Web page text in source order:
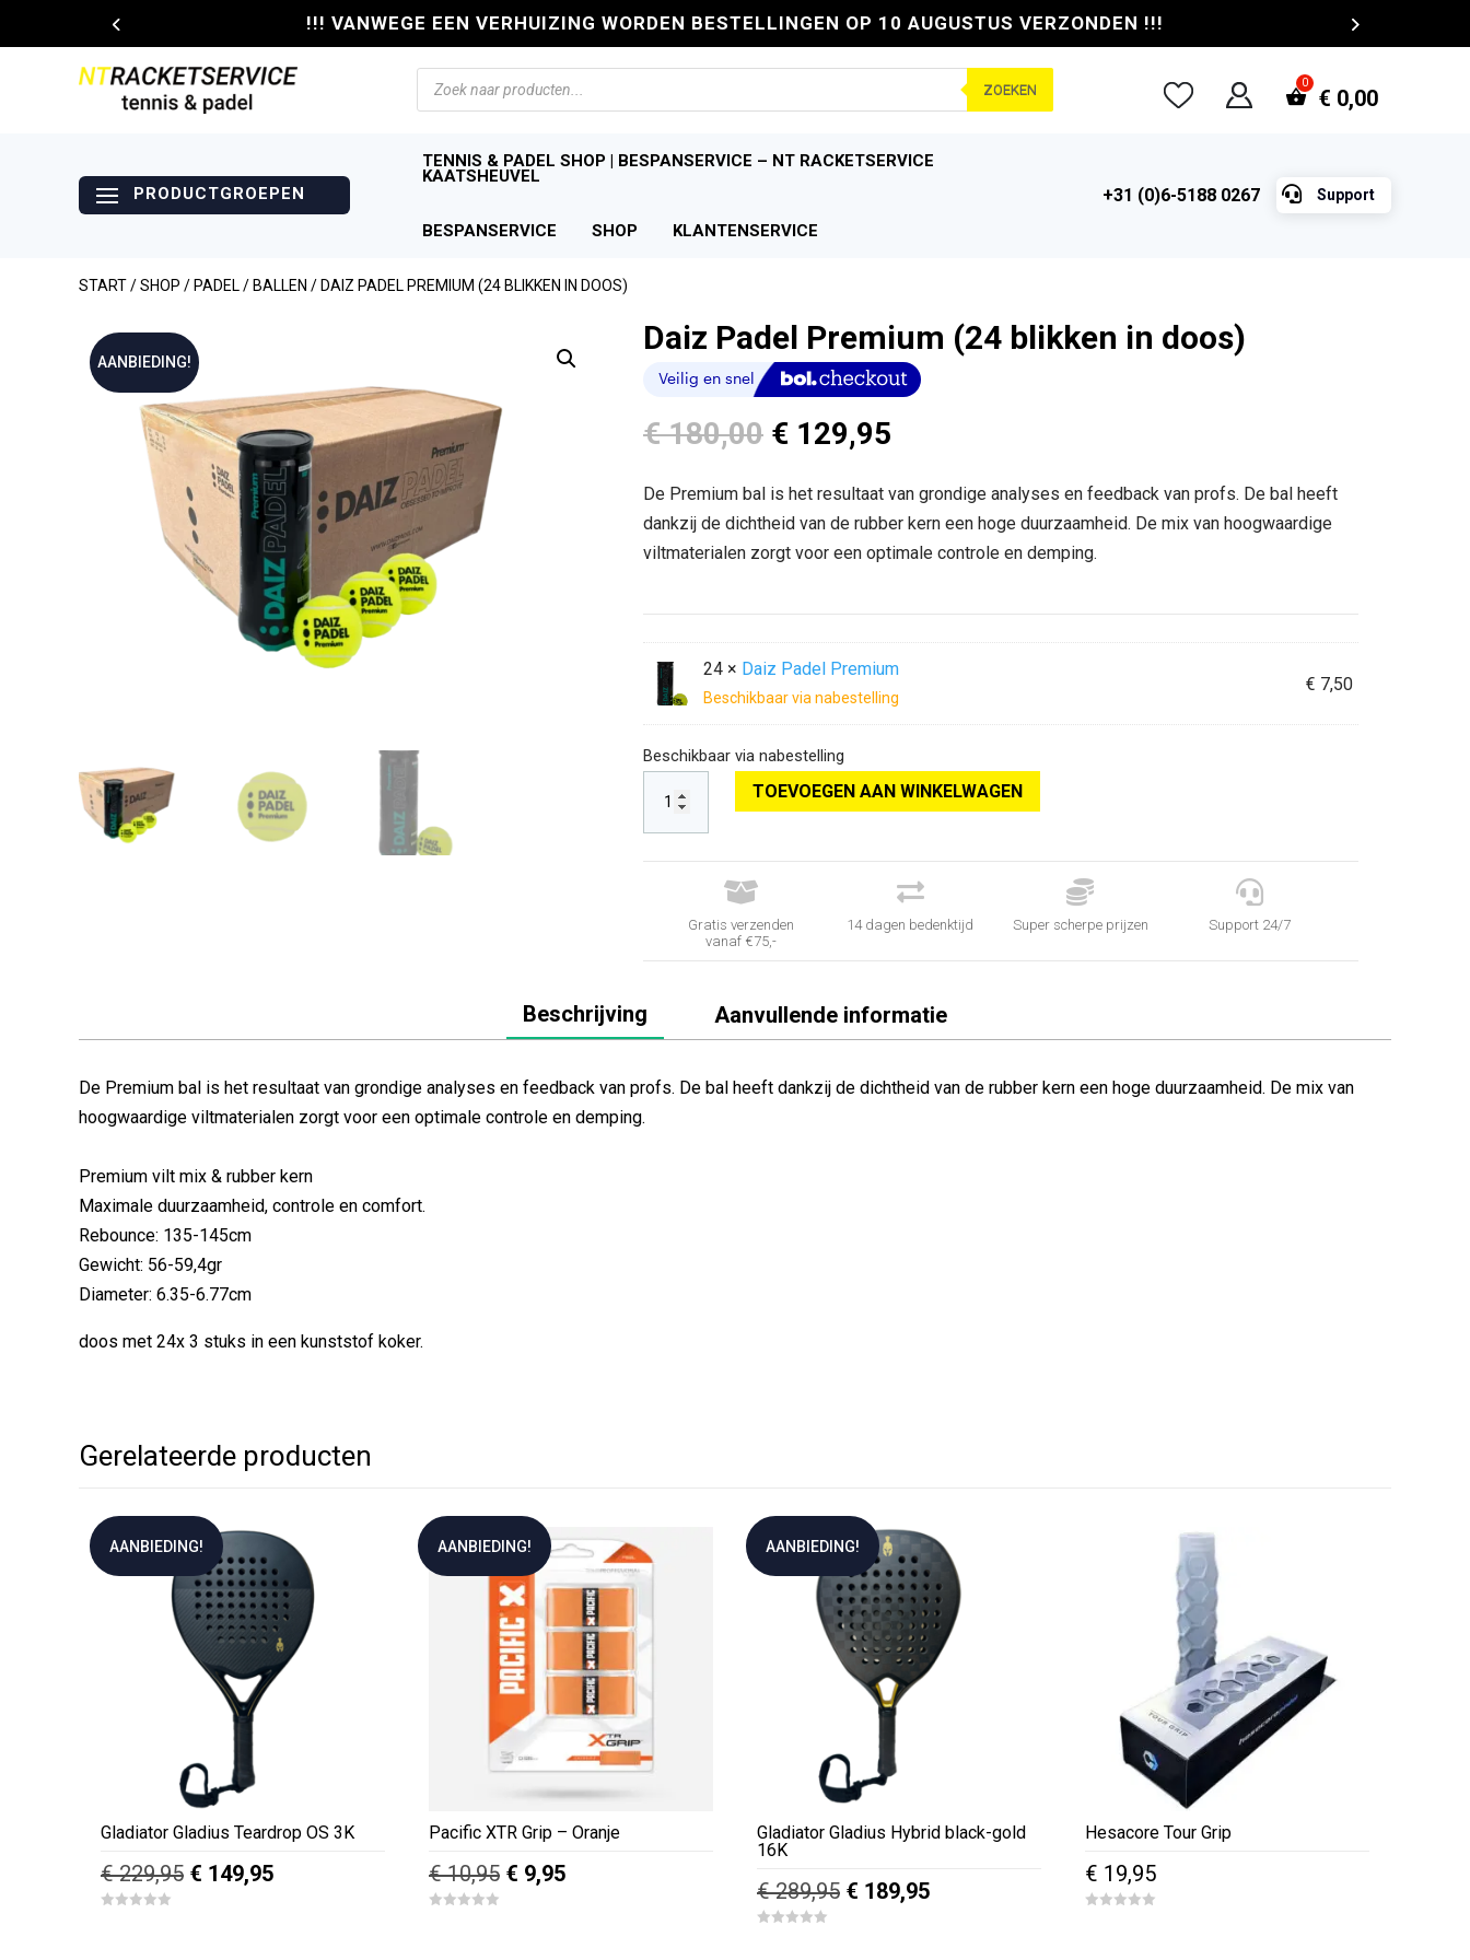
!!! VANWEGE EEN VERHUIZING WORDEN BESTELLINGEN OP 10 AUGUSTUS VERZONDEN !!!
Producten
zoeken
ZOEKEN € 0,00
TENNIS & PADEL SHOP | BESPANSERVICE – NT RACKETSERVICE
KAATSHEUVEL
BESPANSERVICE SHOP KLANTENSERVICE
+31 (0)6-5188 0267  Support
START/SHOP / PADEL / BALLEN / DAIZ PADEL PREMIUM (24 BLIKKEN IN DOOS)
AANBIEDING!
Daiz Padel Premium (24 blikken in doos)
€180,00 Oorspronkelijke
was:
€ 180,00.
€ 129,95
is:
€ 129,95.
De Premium bal is het resultaat van grondige analyses en feedback van profs. De bal heeft
dankzij de dichtheid van de rubber kern een hoge duurzaamheid. De mix van hoogwaardige
viltmaterialen zorgt voor een optimale controle en demping.
24 × Daiz Padel Premium
Beschikbaar via nabestelling
€ 7,50
Beschikbaar via nabestelling
TOEVOEGEN AAN WINKELWAGEN

Gratis verzenden
vanaf €75,-

14 dagen bedenktijd

Super scherpe prijzen

Support 24/7
Beschrijving Aanvullende informatie
De Premium bal is het resultaat van grondige analyses en feedback van profs. De bal heeft dankzij de dichtheid van de rubber kern een hoge duurzaamheid. De mix van
hoogwaardige viltmaterialen zorgt voor een optimale controle en demping.
Premium vilt mix & rubber kern
Maximale duurzaamheid, controle en comfort.
Rebounce: 135-145cm
Gewicht: 56-59,4gr
Diameter: 6.35-6.77cm
doos met 24x 3 stuks in een kunststof koker.
Gerelateerde producten
AANBIEDING!
Gladiator Gladius Teardrop OS 3K
€229,95 Oorspronkelijke
€ 149,95Huidige
AANBIEDING!
Pacific XTR Grip – Oranje
€10,95 Oorspronkelijke
€ 9,95Huidige
AANBIEDING!
Gladiator Gladius Hybrid black-gold
16K
€289,95 Oorspronkelijke
€ 189,95Huidige
Hesacore Tour Grip
€ 19,95